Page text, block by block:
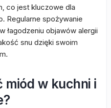
co jest kluczowe dla
Regularne spożywanie
łagodzeniu objawów alergii
snu dzięki swoim
w kuchni i